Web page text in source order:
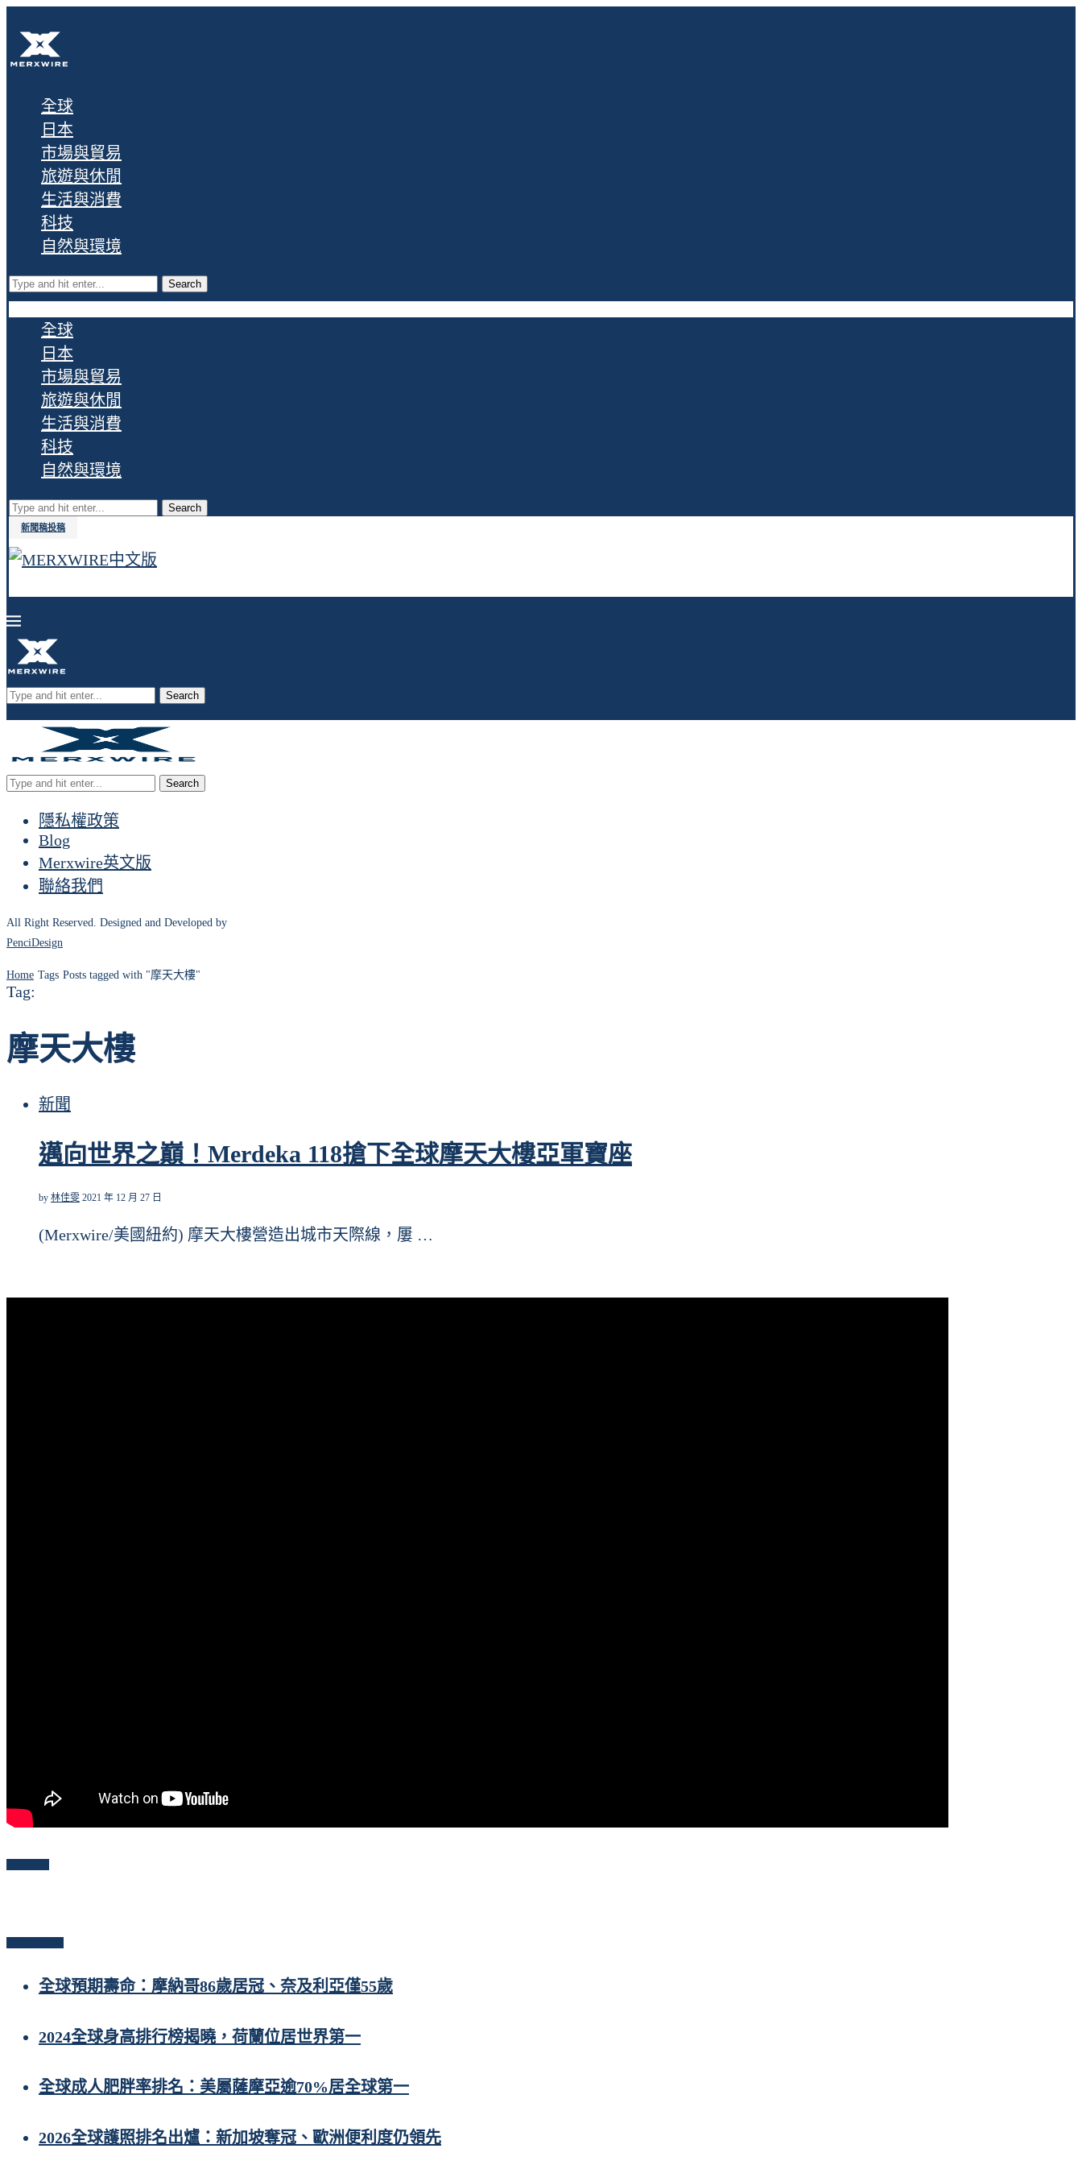
全球
日本
市場與貿易
旅遊與休閒
生活與消費
科技
自然與環境
Search
全球
日本
市場與貿易
旅遊與休閒
生活與消費
科技
自然與環境
Search
新聞稿投稿
Search
Search
隱私權政策
Blog
Merxwire英文版
聯絡我們
All Right Reserved. Designed and Developed by
PenciDesign
Home Tags Posts tagged with "摩天大樓"
Tag:
摩天大樓
新聞
邁向世界之巔！Merdeka 118搶下全球摩天大樓亞軍寶座
by 林佳雯 2021 年 12 月 27 日
(Merxwire/美國紐約) 摩天大樓營造出城市天際線，屢 …
全球預期壽命：摩納哥86歲居冠、奈及利亞僅55歲
2024全球身高排行榜揭曉，荷蘭位居世界第一
全球成人肥胖率排名：美屬薩摩亞逾70%居全球第一
2026全球護照排名出爐：新加坡奪冠、歐洲便利度仍領先